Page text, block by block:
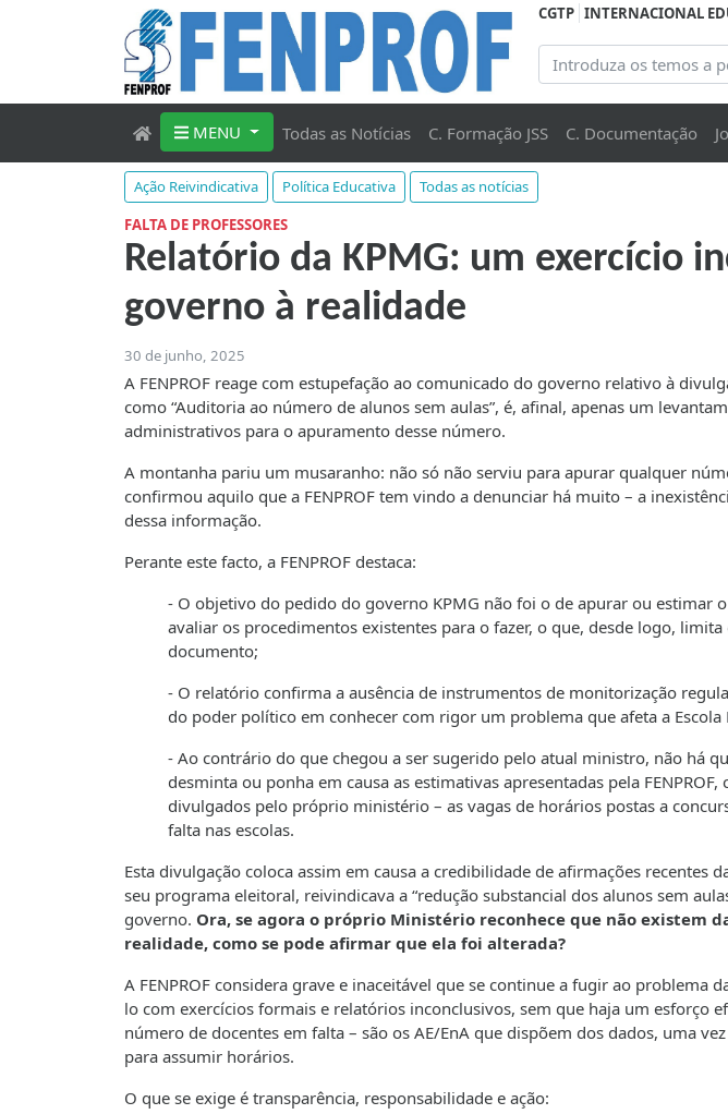
CGTP INTERNACIONAL
MENU Todas as Notícias C. Formação JSS C. Documentação
Ação Reivindicativa Política Educativa
Todas as notícias
FALTA DE PROFESSORES
Relatório da KPMG: um exercício
governo à realidade
30 de junho, 2025
A FENPROF reage com estupefação ao comunicado do governo relativo à
como “Auditoria ao número de alunos sem aulas”, é, afinal, apenas um
administrativos para o apuramento desse número.
A montanha pariu um musaranho: não só não serviu para apurar qualquer
confirmou aquilo que a FENPROF tem vindo a denunciar há muito – a
dessa informação.
Perante este facto, a FENPROF destaca:
- O objetivo do pedido do governo KPMG não foi o de apurar ou estimar
avaliar os procedimentos existentes para o fazer, o que, desde logo,
documento;
- O relatório confirma a ausência de instrumentos de monitorização
do poder político em conhecer com rigor um problema que afeta a
- Ao contrário do que chegou a ser sugerido pelo atual ministro, não há
desminta ou ponha em causa as estimativas apresentadas pela
divulgados pelo próprio ministério – as vagas de horários postas a
falta nas escolas.
Esta divulgação coloca assim em causa a credibilidade de afirmações recentes
seu programa eleitoral, reivindicava a “redução substancial dos alunos sem
governo. Ora, se agora o próprio Ministério reconhece que não existem
realidade, como se pode afirmar que ela foi alterada?
A FENPROF considera grave e inaceitável que se continue a fugir ao problema
lo com exercícios formais e relatórios inconclusivos, sem que haja um esforço
número de docentes em falta – são os AE/EnA que dispõem dos dados, uma
para assumir horários.
O que se exige é transparência, responsabilidade e ação: